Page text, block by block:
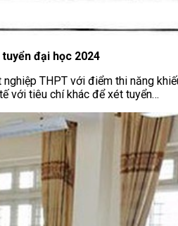
đại học 2024
THPT với điểm thi năng
với tiêu chí khác để xét tuyển…